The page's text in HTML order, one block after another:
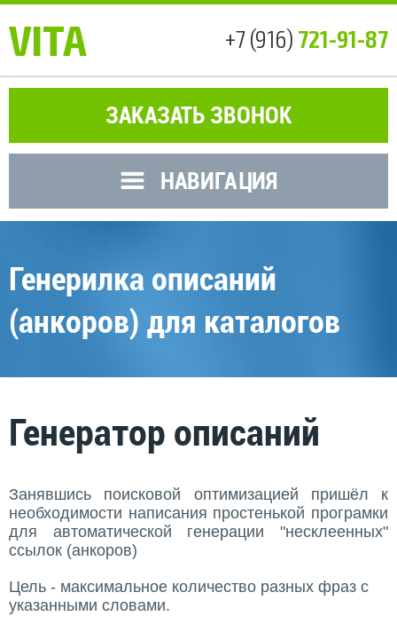
VITA +7 (916) 721-91-87
ЗАКАЗАТЬ ЗВОНОК
НАВИГАЦИЯ
Генерилка описаний
(анкоров) для каталогов
Генератор описаний
Занявшись поисковой оптимизацией пришёл к
необходимости написания простенькой програмки
для автоматической генерации "несклеенных"
ссылок (анкоров)
Цель - максимальное количество разных фраз с
указанными словами.